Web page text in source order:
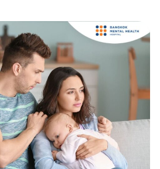
นัดหมายแพทย์
02-589-1889